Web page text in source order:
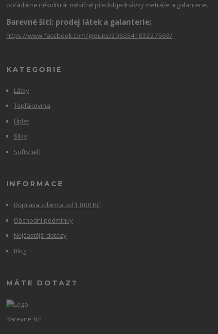
pořádáme několikrát měsíčně předobjednávky metráže a galanterie.
Barevné šití: prodej látek a galanterie:
https://www.facebook.com/groups/206554103227669/
KATEGORIE
Látky
Teplákovina
Úplet
Silky
Softshell
INFORMACE
Doprava zdarma od 1 800 Kč
Obchodní podmínky
Nejčastější dotazy
Blog
MÁTE DOTAZ?
Barevné šití